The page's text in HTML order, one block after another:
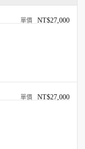
NT$27,000
NT$27,000